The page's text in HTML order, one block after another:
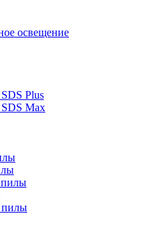
освещение
Plus
Max
пилы
пилы